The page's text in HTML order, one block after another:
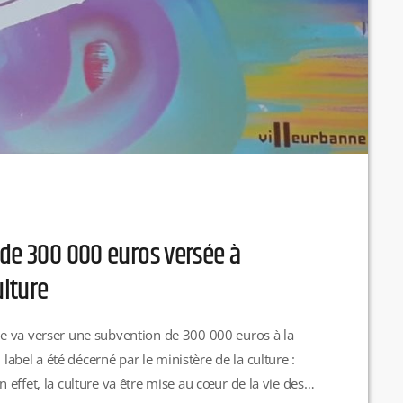
300 000 euros versée à
va verser une subvention de 300 000 euros à la
a été décerné par le ministère de la culture :
effet, la culture va être mise au cœur de la vie des